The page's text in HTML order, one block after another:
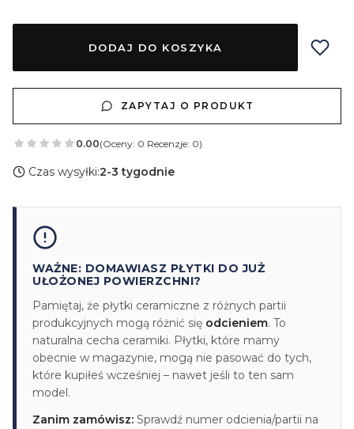
DODAJ DO KOSZYKA
ZAPYTAJ O PRODUKT
0.00(Oceny: 0 Recenzje: 0)
Czas wysyłki:2-3 tygodnie
WAŻNE: DOMAWIASZ PŁYTKI DO JUŻ
UŁOŻONEJ POWIERZCHNI?
Pamiętaj, że płytki ceramiczne z różnych partii
produkcyjnych mogą różnić się odcieniem. To
naturalna cecha ceramiki. Płytki, które mamy
obecnie w magazynie, mogą nie pasować do tych,
które kupiłeś wcześniej – nawet jeśli to ten sam
model.
Zanim zamówisz: Sprawdź numer odcienia/partii na